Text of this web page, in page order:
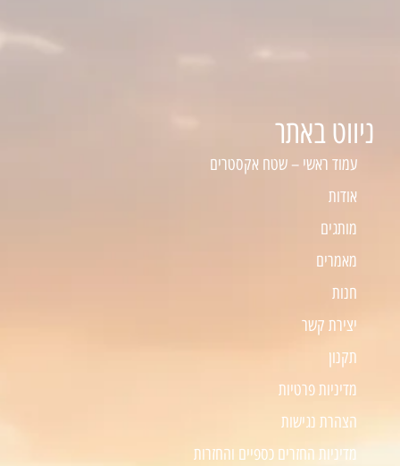
ניווט באתר
עמוד ראשי – שטח אקסטרים
אודות
מותגים
מאמרים
חנות
יצירת קשר
תקנון
מדיניות פרטיות
הצהרת נגישות
מדיניות החזרים כספיים והחזרות